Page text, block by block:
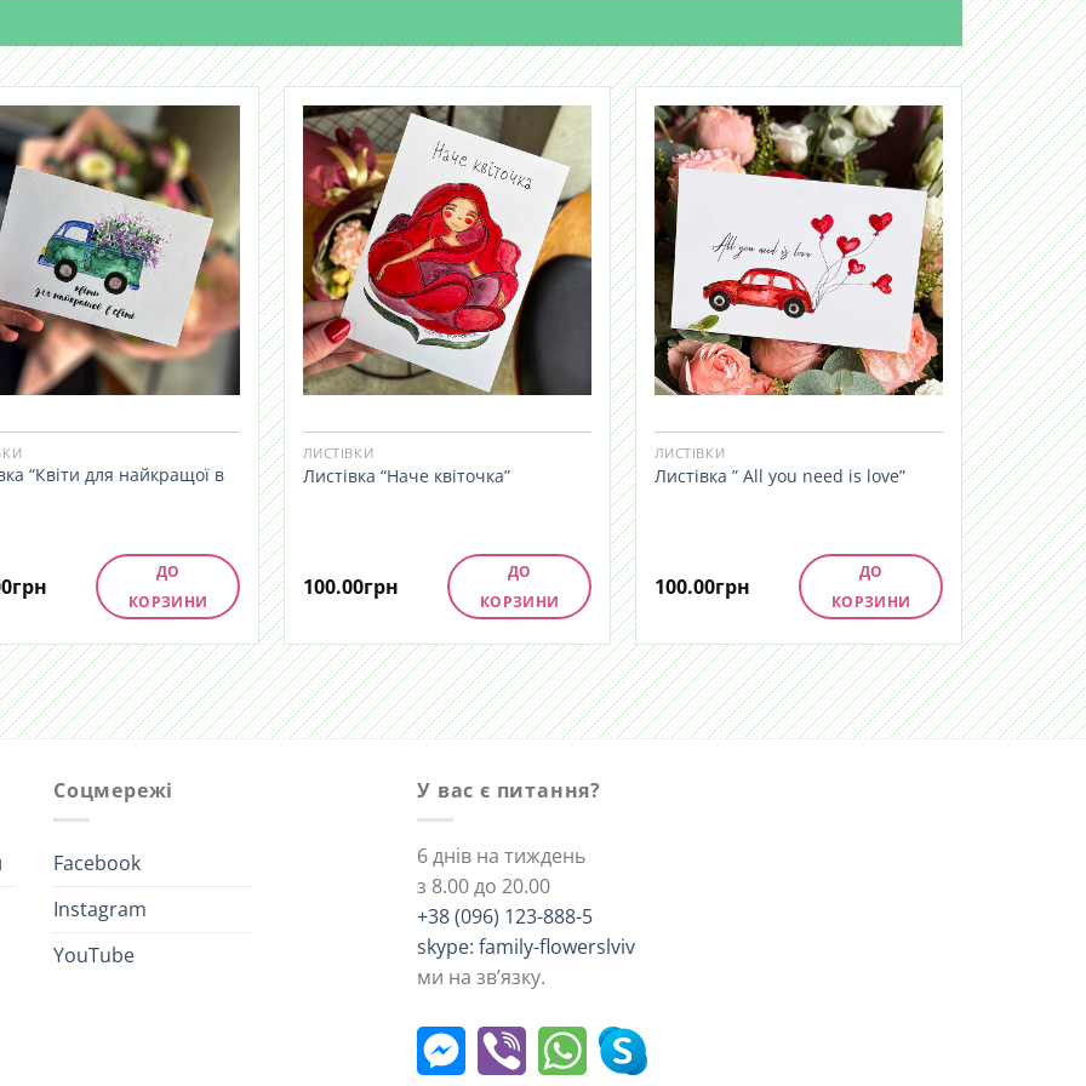
“Квіти для найкращої в
грн
ДО
КОРЗИНИ
ЛИСТІВКИ
Листівка “Наче квіточка”
100.00грн
ДО
КОРЗИНИ
ЛИСТІВКИ
Листівка ” All you need is love”
100.00грн
ДО
КОРЗИНИ
Соцмережі
Facebook
Instagram
YouTube
У вас є питання?
6 днів на тиждень
з 8.00 до 20.00
+38 (096) 123-888-5
skype: family-flowerslviv
ми на зв’язку.